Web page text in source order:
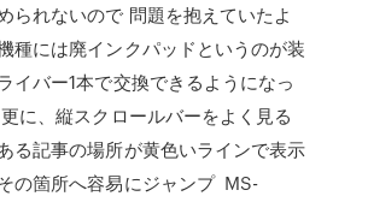
られないので 問題を抱えていたよ
種には廃インクパッドというのが装
イバー1本で交換できるようになっ
に、縦スクロールバーをよく見る
る記事の場所が黄色いラインで表示
の箇所へ容易にジャンプ MS-